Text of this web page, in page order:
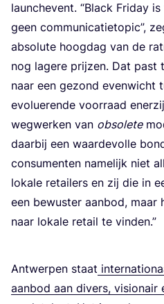
laun­che­vent. “Black Fri­day
geen com­mu­ni­ca­tie­to­pic”,
abso­lu­te hoog­dag van de
nog lage­re prij­zen. Dat past
naar een gezond even­wicht
evo­lu­e­ren­de voor­raad
weg­wer­ken van obso­le­te
daar­bij een waar­de­vol­le
con­su­men­ten name­lijk niet
loka­le retai­lers en zij die in
een bewus­ter aan­bod, maar
naar loka­le retail te vinden.”
Ant­wer­pen staat
aan­bod aan divers, visi­o­nair